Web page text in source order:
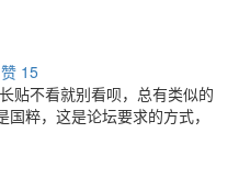
赞 15
贴不看就别看呗，总有类似的
粹，这是论坛要求的方式，